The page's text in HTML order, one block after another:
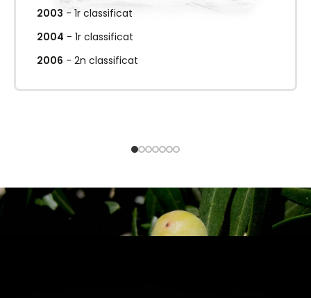
2003 - 1r classificat
2004 - 1r classificat
2006 - 2n classificat